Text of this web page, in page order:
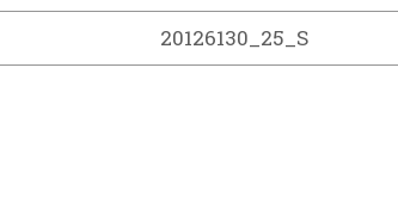
20126130_25_S